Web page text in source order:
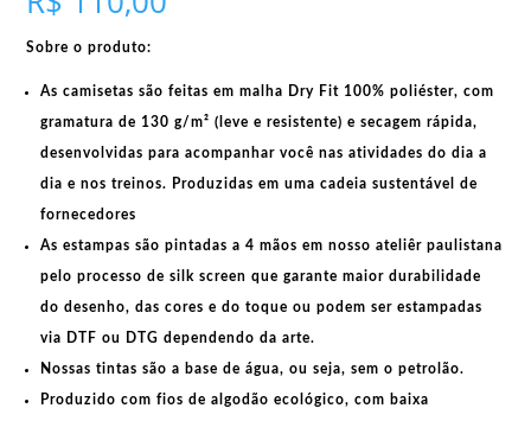
quantidade
Sobre o produto:
As camisetas são feitas emmalha Dry Fit 100% poliéster, com
gramatura de 130 g/m² (leve e resistente) esecagem rápida,
desenvolvidas para acompanhar você nas atividades do dia a
dia e nos treinos. Produzidas em umacadeia sustentável de
fornecedores
As estampas são pintadas a 4 mãos em nosso ateliêr paulistana
pelo processo de silk screen que garante maior durabilidade
do desenho, das cores e do toque ou podem ser estampadas
via DTF ou DTG dependendo da arte.
Nossas tintas são a base de água, ou seja, sem o petrolão.
Produzido com fios de algodão ecológico, com baixa